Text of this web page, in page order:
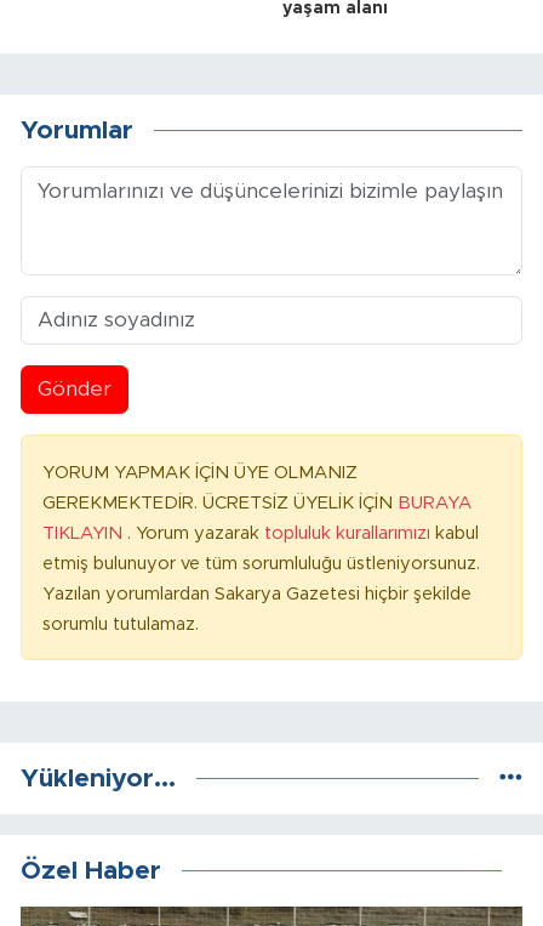
yaşam alanı
Yorumlar
Gönder
YORUM YAPMAK İÇİN ÜYE OLMANIZ
GEREKMEKTEDİR. ÜCRETSİZ ÜYELİK İÇİN BURAYA
TIKLAYIN . Yorum yazarak topluluk kurallarımızı kabul
etmiş bulunuyor ve tüm sorumluluğu üstleniyorsunuz.
Yazılan yorumlardan Sakarya Gazetesi hiçbir şekilde
sorumlu tutulamaz.
Yükleniyor...
Özel Haber